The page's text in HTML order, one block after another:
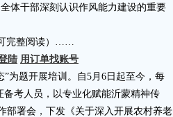
体干部深刻认识作风能力建设的重要
完整阅读）……
陆 用订单找账号
为题开展培训。自5月6日起至今，每
备考人员，以专业化赋能沂蒙精神传
部署会，下发《关于深入开展农村养老